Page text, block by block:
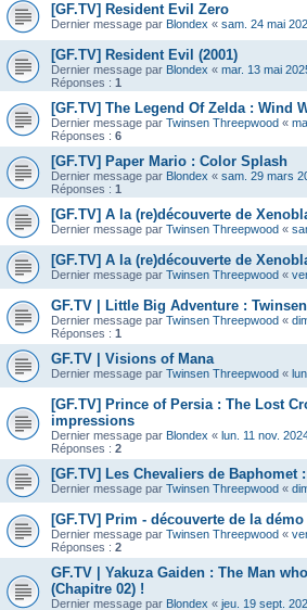
[GF.TV] Resident Evil Zero
Dernier message par Blondex « sam. 24 mai
[GF.TV] Resident Evil (2001)
Dernier message par Blondex « mar. 13 mai
Réponses : 1
[GF.TV] The Legend Of Zelda : Wind
Dernier message par Twinsen Threepwood «
Réponses : 6
[GF.TV] Paper Mario : Color Splash
Dernier message par Blondex « sam. 29 mars
Réponses : 1
[GF.TV] A la (re)découverte de
Dernier message par Twinsen Threepwood «
[GF.TV] A la (re)découverte de
Dernier message par Twinsen Threepwood «
GF.TV | Little Big Adventure :
Dernier message par Twinsen Threepwood «
Réponses : 1
GF.TV | Visions of Mana
Dernier message par Twinsen Threepwood «
[GF.TV] Prince of Persia : The Lost
impressions
Dernier message par Blondex « lun. 11 nov.
Réponses : 2
[GF.TV] Les Chevaliers de Baphomet
Dernier message par Twinsen Threepwood «
[GF.TV] Prim - découverte de la démo
Dernier message par Twinsen Threepwood «
Réponses : 2
GF.TV | Yakuza Gaiden : The Man
(Chapitre 02) !
Dernier message par Blondex « jeu. 19 sept.